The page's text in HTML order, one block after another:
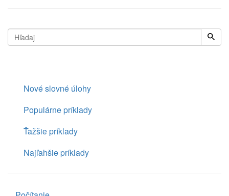
Nové slovné úlohy
Populárne príklady
Ťažšie príklady
Najľahšie príklady